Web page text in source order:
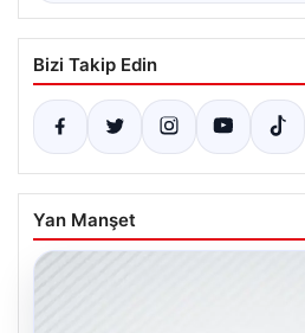
Bizi Takip Edin
Yan Manşet